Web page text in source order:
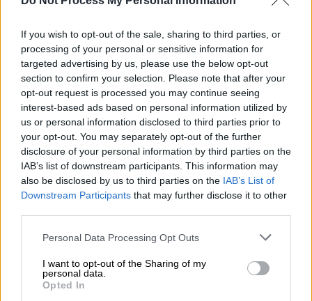
If you wish to opt-out of the sale, sharing to third parties, or
processing of your personal or sensitive information for
targeted advertising by us, please use the below opt-out
section to confirm your selection. Please note that after your
opt-out request is processed you may continue seeing
interest-based ads based on personal information utilized by
us or personal information disclosed to third parties prior to
your opt-out. You may separately opt-out of the further
disclosure of your personal information by third parties on the
IAB’s list of downstream participants. This information may
also be disclosed by us to third parties on the IAB’s List of
Downstream Participants that may further disclose it to other
Please note that this website/app uses one or more Google
not limited to your visit or usage behaviour. You may click to
grant or deny consent to Google and its third-party tags to
use your data for below specified purposes in below Google
Personal Data Processing Opt Outs
I want to opt-out of the Sharing of my
personal data.
Opted In
Κόσμος|02.07.2026 12:00
Σταθακόπουλος: «Η στάση του Ρούτε
απέναντι στην Τουρκία δημιουργεί
σοβαρά ερωτήματα»
Αναφέρθηκε και στη στάση ευρωπαϊκών
θεσμών απέναντι στην Τουρκία,
εκφράζοντας προβληματισμό για τις επαφές
που διατηρούνται με την τουρκική ηγεσία.